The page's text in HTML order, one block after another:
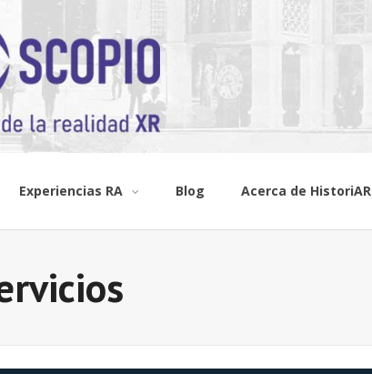
Experiencias RA Blog Acerca de HistoriAR